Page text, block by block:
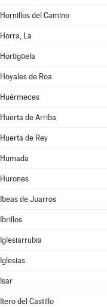
Hornillos del Camino
Horra, La
Hortigüela
Hoyales de Roa
Huérmeces
Huerta de Arriba
Huerta de Rey
Humada
Hurones
Ibeas de Juarros
Ibrillos
Iglesiarrubia
Iglesias
Isar
Itero del Castillo